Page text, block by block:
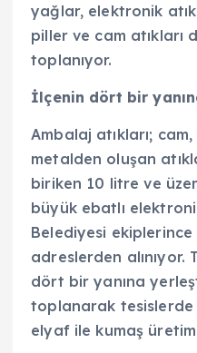
yağlar, elektronik
piller ve cam atıkları
toplanıyor.
İlçenin dört bir
Ambalaj atıkları;
metalden oluşan
biriken 10 litre ve
büyük ebatlı
Belediyesi
adreslerden alınıyor.
dört bir yanına
toplanarak tesislerde
elyaf ile kumaş